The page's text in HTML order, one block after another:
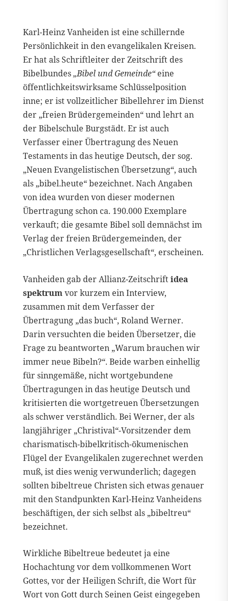
Karl-Heinz Vanheiden ist eine schillernde
Persönlichkeit in den evangelikalen Kreisen.
Er hat als Schriftleiter der Zeitschrift des
Bibelbundes„Bibel und Gemeinde“eine
öffentlichkeitswirksame Schlüsselposition
inne; er ist vollzeitlicher Bibellehrer im Dienst
der „freien Brüdergemeinden“ und lehrt an
der Bibelschule Burgstädt. Er ist auch
Verfasser einer Übertragung des Neuen
Testaments in das heutige Deutsch, der sog.
„Neuen Evangelistischen Übersetzung“, auch
als „bibel.heute“ bezeichnet. Nach Angaben
von idea wurden von dieser modernen
Übertragung schon ca. 190.000 Exemplare
verkauft; die gesamte Bibel soll demnächst im
Verlag der freien Brüdergemeinden, der
„Christlichen Verlagsgesellschaft“, erscheinen.
Vanheiden gab der Allianz-Zeitschriftidea
spektrumvor kurzem ein Interview,
zusammen mit dem Verfasser der
Übertragung „das buch“, Roland Werner.
Darin versuchten die beiden Übersetzer, die
Frage zu beantworten „Warum brauchen wir
immer neue Bibeln?“. Beide warben einhellig
für sinngemäße, nicht wortgebundene
Übertragungen in das heutige Deutsch und
kritisierten die wortgetreuen Übersetzungen
als schwer verständlich. Bei Werner, der als
langjähriger „Christival“-Vorsitzender dem
charismatisch-bibelkritisch-ökumenischen
Flügel der Evangelikalen zugerechnet werden
muß, ist dies wenig verwunderlich; dagegen
sollten bibeltreue Christen sich etwas genauer
mit den Standpunkten Karl-Heinz Vanheidens
beschäftigen, der sich selbst als „bibeltreu“
bezeichnet.
Wirkliche Bibeltreue bedeutet ja eine
Hochachtung vor dem vollkommenen Wort
Gottes, vor der Heiligen Schrift, die Wort für
Wort von Gott durch Seinen Geist eingegeben